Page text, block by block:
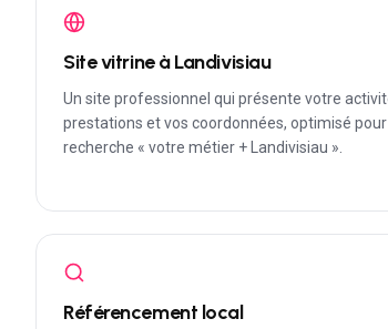
Site vitrine à Landivisiau
Un site professionnel qui présente votre
prestations et vos coordonnées, optimisé pour
recherche « votre métier + Landivisiau ».
Référencement local